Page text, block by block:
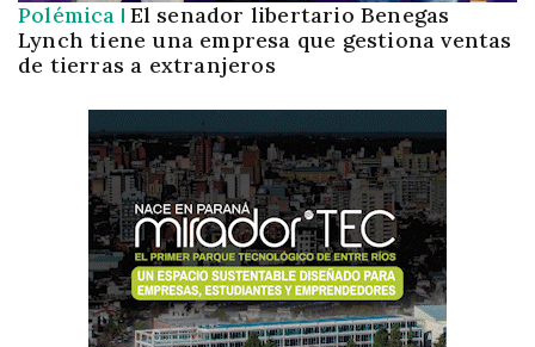
Polémica El senador libertario Benegas
Lynch tiene una empresa que gestiona ventas
de tierras a extranjeros